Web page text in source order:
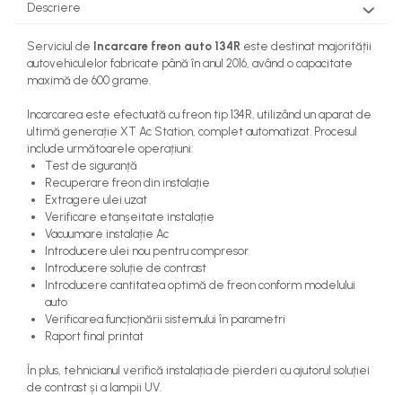
Descriere
Serviciul de Incarcare freon auto 134R este destinat majorității
autovehiculelor fabricate până în anul 2016, având o capacitate
maximă de 600 grame.
Incarcarea este efectuată cu freon tip 134R, utilizând un aparat de
ultimă generație XT Ac Station, complet automatizat. Procesul
include următoarele operațiuni:
Test de siguranță
Recuperare freon din instalație
Extragere ulei uzat
Verificare etanșeitate instalație
Vacuumare instalație Ac
Introducere ulei nou pentru compresor
Introducere soluție de contrast
Introducere cantitatea optimă de freon conform modelului
auto
Verificarea funcționării sistemului în parametri
Raport final printat
În plus, tehnicianul verifică instalația de pierderi cu ajutorul soluției
de contrast și a lampii UV.